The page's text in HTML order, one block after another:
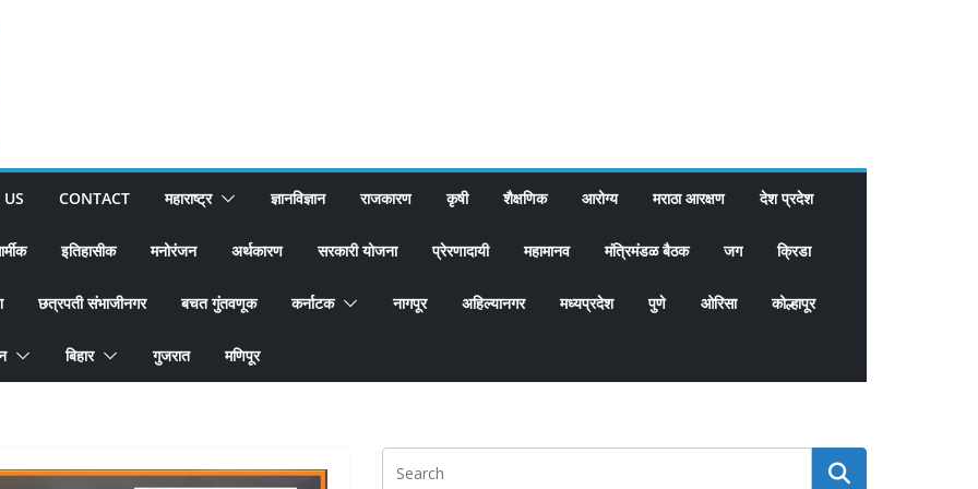
CONTACT महाराष्ट्र ज्ञानविज्ञान राजकारण कृषी शैक्षणिक आरोग्य मराठा आरक्षण देश प्रदेश
इतिहासीक मनोरंजन अर्थकारण सरकारी योजना प्रेरणादायी महामानव मंत्रिमंडळ बैठक जग क्रिडा
छत्रपती संभाजीनगर बचत गुंतवणूक कर्नाटक नागपूर अहिल्यानगर मध्यप्रदेश पुणे ओरिसा कोल्हापूर
बिहार गुजरात मणिपूर